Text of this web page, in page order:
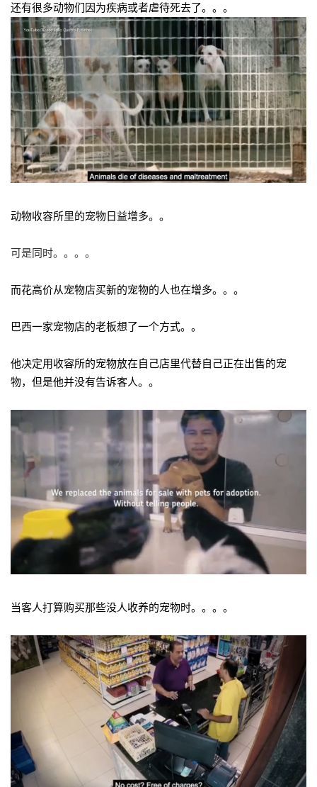
还有很多动物们因为疾病或者虐待死去了。。。
动物收容所里的宠物日益增多。。
可是同时。。。。
而花高价从宠物店买新的宠物的人也在增多。。。
巴西一家宠物店的老板想了一个方式。。
他决定用收容所的宠物放在自己店里代替自己正在出售的宠
物，但是他并没有告诉客人。。
当客人打算购买那些没人收养的宠物时。。。。